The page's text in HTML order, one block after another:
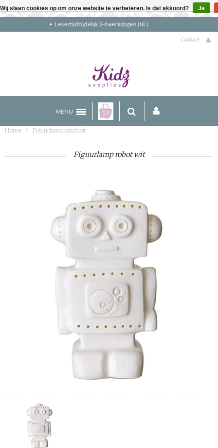
Gratis verzending boven €90 (NL)
Contact
MENU
Home Figuurlamp robot wit
Figuurlamp robot wit
Wij slaan cookies op om onze website te verbeteren. Is dat akkoord? Ja